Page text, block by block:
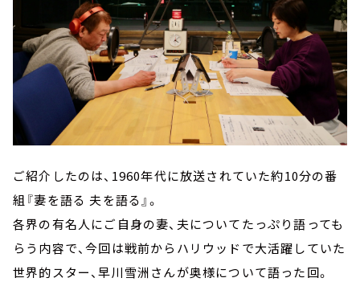
ご紹介したのは、1960年代に放送されていた約10分の番
組『妻を語る 夫を語る』。
各界の有名人にご自身の妻、夫についてたっぷり語っても
らう内容で、今回は戦前からハリウッドで大活躍していた
世界的スター、早川雪洲さんが奥様について語った回。